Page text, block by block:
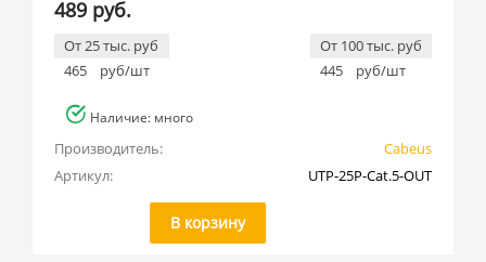
489 руб.
От 25 тыс. руб
465
руб/шт
От 100 тыс. руб
445
руб/шт
Наличие: много
Производитель:
Cabeus
Артикул:
UTP-25P-Cat.5-OUT
В корзину